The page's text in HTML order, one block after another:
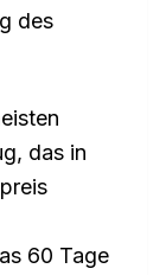
des
das in
60 Tage